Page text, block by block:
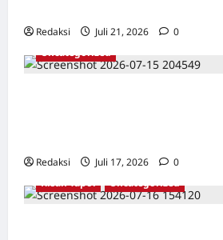
Redaksi Juli 21, 2026
0
Uncategorized
Redaksi Juli 17, 2026
0
Kisah Tapol
Uncategorized